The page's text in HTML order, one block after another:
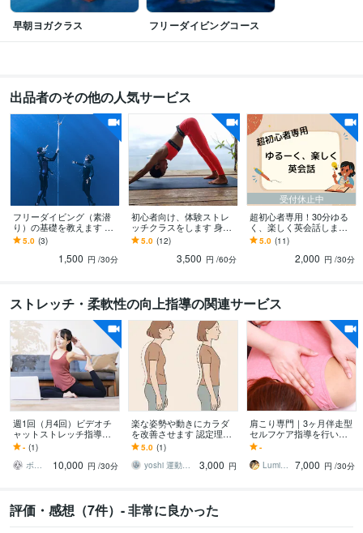
早朝ヨガクラス フリーダイビングコース
出品者のその他の人気サービス
フリーダイビング（素潜
り）の基礎を教えます フ
リーダイビングインスト
ラクターから、楽しく学
5.0 (3)
1,500 円 /30分
初心者向け、体験ストレ
ッチクラスをします 身体
ガチガチさん必見！呼吸
重視のストレッチクラ
5.0 (12)
3,500 円 /60分
受付休止中
超初心者専用！30分ゆる
く、楽しく英会話します
英語落ちこぼれだった私
⇒現在海外生活中！経験
をシェアします！
5.0 (11)
2,000 円 /30分
ストレッチ・柔軟性の向上指導の関連サービス
週1回（月4回）ビデオチ
ャットストレッチ指導し
ます 週1回の継続的なスト
レッチで、柔軟性と姿勢
を確実に向上！
- (1)
ボディトレーナーSHIORI
10,000 円 /30分
楽な姿勢や動きにカラダ
を改善させます 認定理学
療法士が指導する、正常
なカラダの使い方と姿勢
改善
5.0 (1)
yoshi 運動器認定理学療法士
3,000 円
肩こり専門｜3ヶ月伴走型
セルフケア指導を行いま
す 根本肩こり・首こり改
善！自宅でできる運動療
法を指導します
-
LuminousSpa
7,000 円 /30分
評価・感想（7件）- 非常に良かった